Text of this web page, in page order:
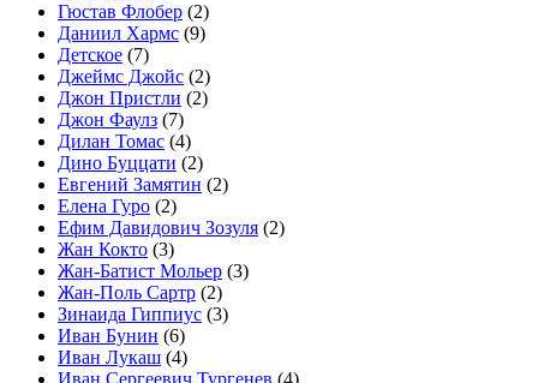
Гюстав Флобер (2)
Даниил Хармс (9)
Детское (7)
Джеймс Джойс (2)
Джон Пристли (2)
Джон Фаулз (7)
Дилан Томас (4)
Дино Буццати (2)
Евгений Замятин (2)
Елена Гуро (2)
Ефим Давидович Зозуля (2)
Жан Кокто (3)
Жан-Батист Мольер (3)
Жан-Поль Сартр (2)
Зинаида Гиппиус (3)
Иван Бунин (6)
Иван Лукаш (4)
Иван Сергеевич Тургенев (4)